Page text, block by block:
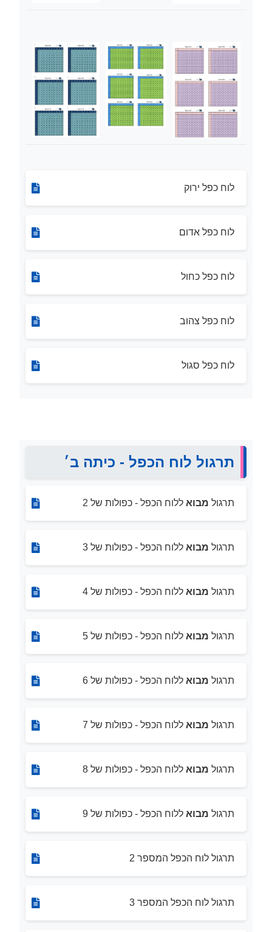
לוח כפל ירוק
לוח כפל אדום
לוח כפל כחול
לוח כפל צהוב
לוח כפל סגול
תרגול לוח הכפל - כיתה ב׳
תרגול מבוא ללוח הכפל - כפולות של 2
תרגול מבוא ללוח הכפל - כפולות של 3
תרגול מבוא ללוח הכפל - כפולות של 4
תרגול מבוא ללוח הכפל - כפולות של 5
תרגול מבוא ללוח הכפל - כפולות של 6
תרגול מבוא ללוח הכפל - כפולות של 7
תרגול מבוא ללוח הכפל - כפולות של 8
תרגול מבוא ללוח הכפל - כפולות של 9
תרגול לוח הכפל המספר 2
תרגול לוח הכפל המספר 3